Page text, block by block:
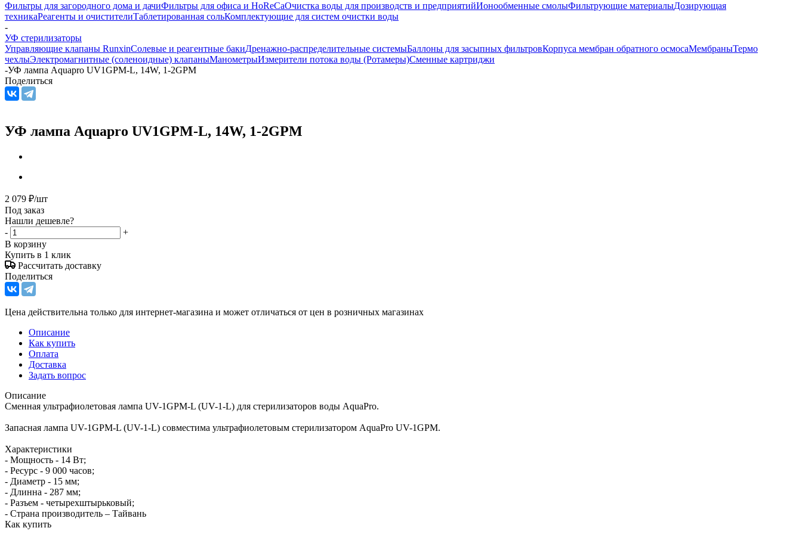
Фильтры для загородного дома и дачиФильтры для офиса и HoReCaОчистка воды для производств и предприятийИонообменные смолыФильтрующие материалыДозирующая
техникаРеагенты и очистителиТаблетированная сольКомплектующие для систем очистки воды
-
УФ стерилизаторы
Управляющие клапаны RunxinСолевые и реагентные бакиДренажно-распределительные системыБаллоны для засыпных фильтровКорпуса мембран обратного осмосаМембраныТермо
чехлыЭлектромагнитные (соленоидные) клапаныМанометрыИзмерители потока воды (Ротамеры)Сменные картриджи
-УФ лампа Aquapro UV1GPM-L, 14W, 1-2GPM
Поделиться
УФ лампа Aquapro UV1GPM-L, 14W, 1-2GPM
2 079 ₽/шт
Под заказ
Нашли дешевле?
-
+
В корзину
Купить в 1 клик
Рассчитать доставку
Поделиться
Цена действительна только для интернет-магазина и может отличаться от цен в розничных магазинах
Описание
Как купить
Оплата
Доставка
Задать вопрос
Описание
Сменная ультрафиолетовая лампа UV-1GPM-L (UV-1-L) для стерилизаторов воды AquaPro.
Запасная лампа UV-1GPM-L (UV-1-L) совместима ультрафиолетовым стерилизатором AquaPro UV-1GPM.
Характеристики
- Мощность - 14 Вт;
- Ресурс - 9 000 часов;
- Диаметр - 15 мм;
- Длинна - 287 мм;
- Разъем - четырехштырьковый;
- Страна производитель – Тайвань
Как купить